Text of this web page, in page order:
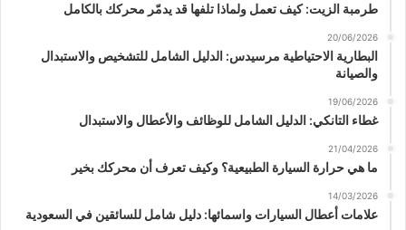
طرمبة الزيت: كيف تعمل ولماذا تلفها قد يدمّر محركك بالكامل
20/06/2026
البطارية الاحتياطية مرسيدس: الدليل الشامل للتشخيص والاستبدال
والصيانة
19/06/2026
غطاء التانكي: الدليل الشامل للوظائف والأعطال والاستبدال
21/04/2026
ما هي حرارة السيارة الطبيعية؟ وكيف تعرف أن محركك بخير
14/03/2026
علامات أعطال السيارات واسمائها: دليل شامل للسائقين في السعودية